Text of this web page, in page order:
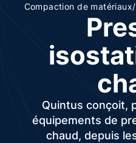
Compaction de
Quintus conçoit,
équipements de
chaud, depuis